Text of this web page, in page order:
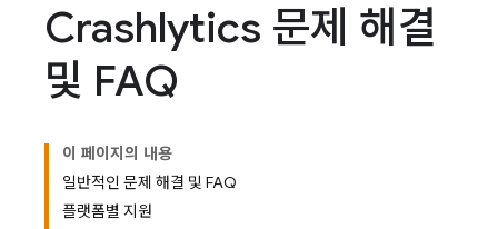
Crashlytics 문제 해결
및 FAQ
이 페이지의 내용
일반적인 문제 해결 및 FAQ
플랫폼별 지원